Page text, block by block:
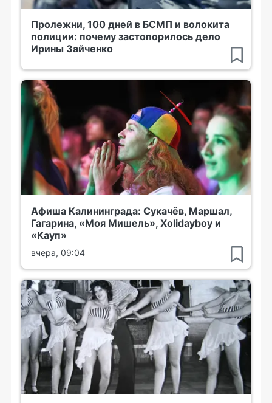
Пролежни, 100 дней в БСМП и волокита
полиции: почему застопорилось дело
Ирины Зайченко
Афиша Калининграда: Сукачёв, Маршал,
Гагарина, «Моя Мишель», Xolidayboy и
«Кауп»
вчера, 09:04